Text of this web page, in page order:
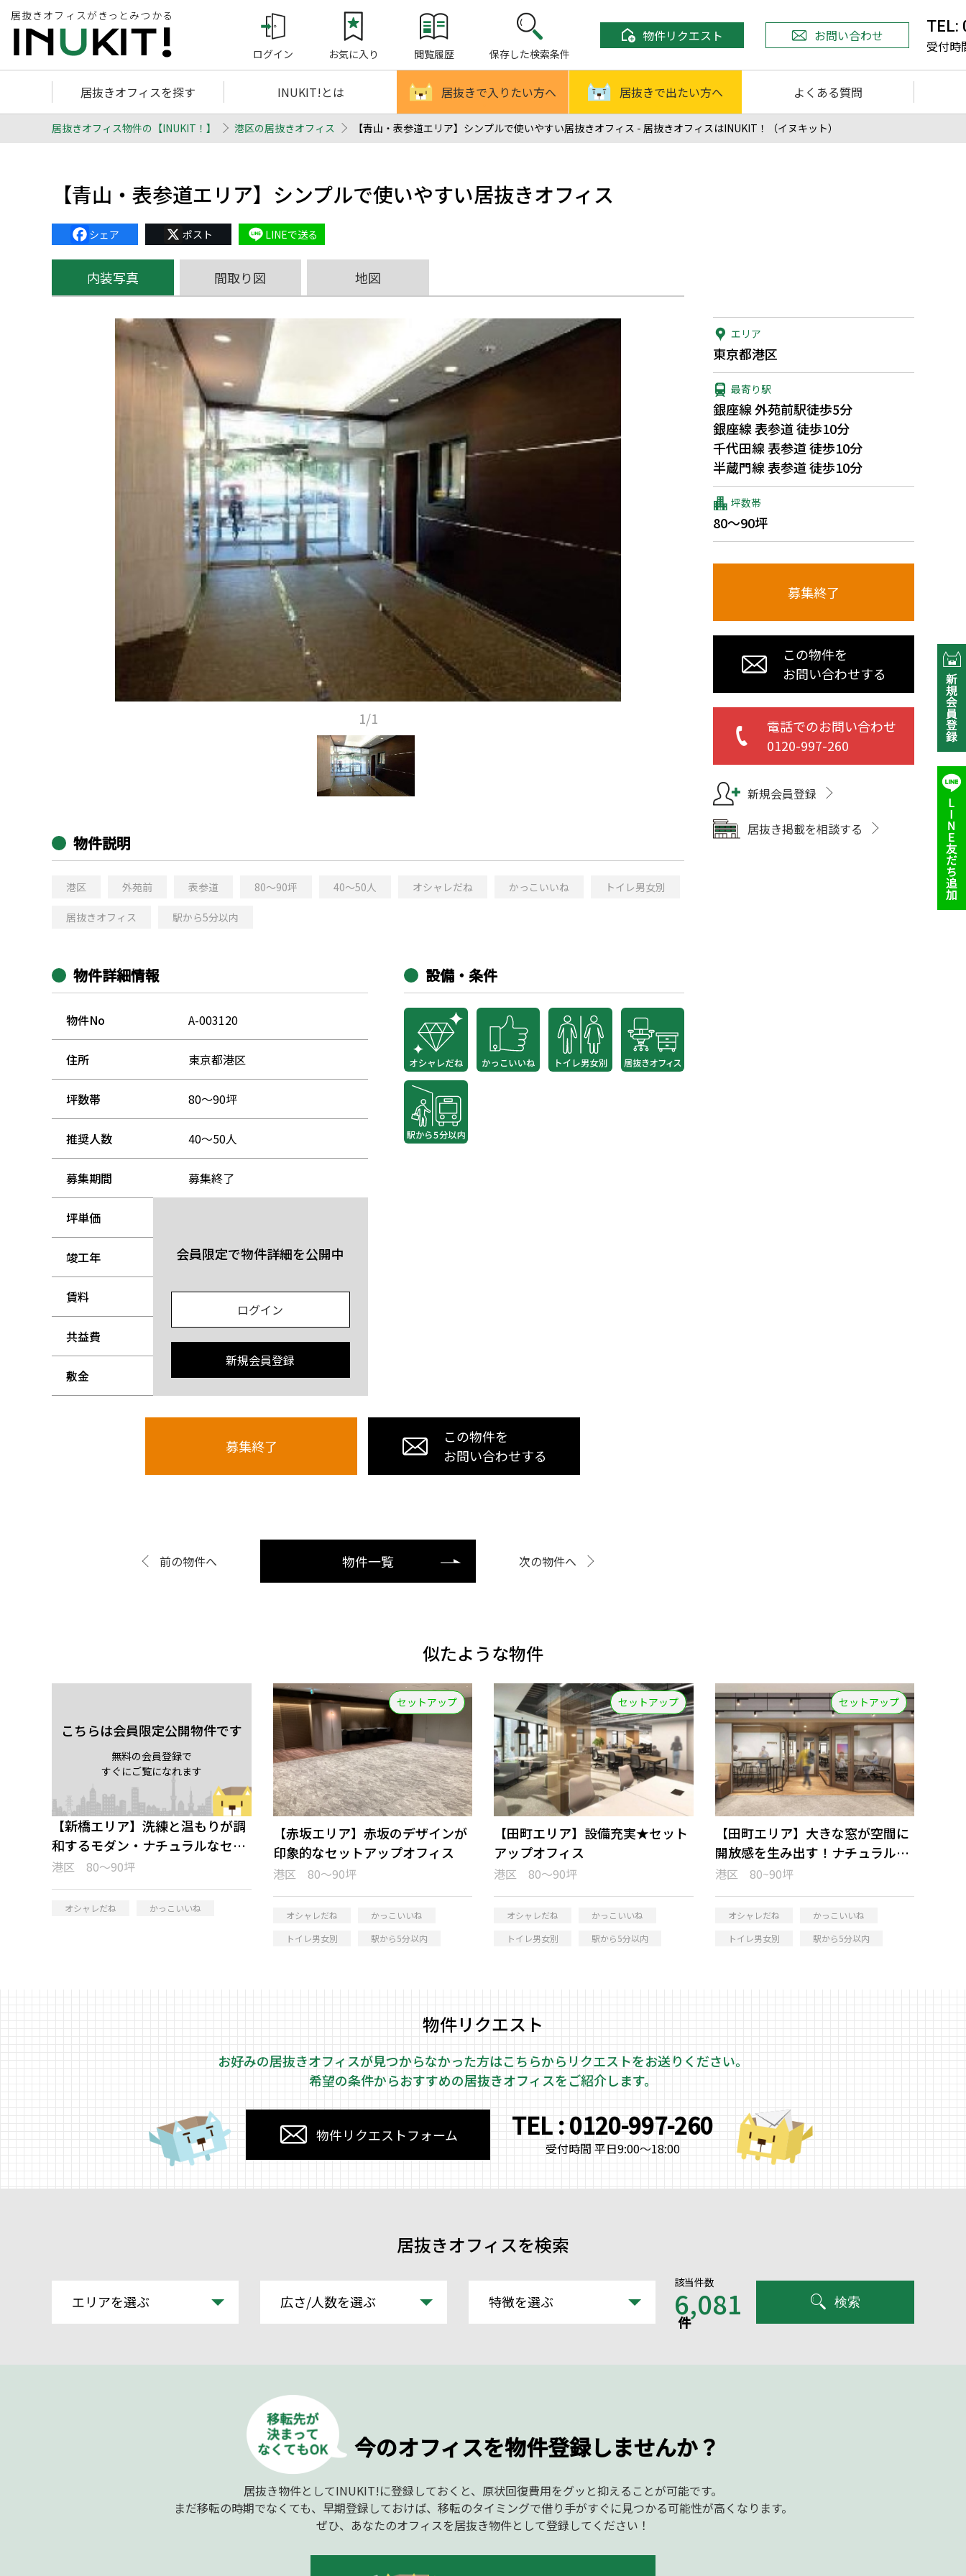
居抜きオフィスがきっとみつかる
ログイン お気に入り 閲覧履歴 保存した検索条件
物件リクエスト お問い合わせ TEL:
受付時
居抜きオフィスを探す INUKIT!とは 居抜きで入りたい方へ 居抜きで出たい方へ よくある質問
居抜きオフィス物件の【INUKIT！】 港区の居抜きオフィス 【青山・表参道エリア】シンプルで使いやすい居抜きオフィス - 居抜きオフィスはINUKIT！（イヌキット）
【青山・表参道エリア】シンプルで使いやすい居抜きオフィス
Facebook
X Line
内装写真 間取り図 地図
1/1
物件説明
港区 外苑前 表参道 80～90坪 40～50人 オシャレだね かっこいいね トイレ男女別
居抜きオフィス 駅から5分以内
物件詳細情報
物件No A-003120
住所 東京都港区
坪数帯 80～90坪
推奨人数 40～50人
募集期間 募集終了
坪単価
竣工年 -
賃料 -
共益費
敷金 -
会員限定で物件詳細を公開中
ログイン
新規会員登録
設備・条件
募集終了
この物件を
お問い合わせする
前の物件へ 物件一覧 次の物件へ
エリア
東京都港区
最寄り駅
銀座線 外苑前駅徒歩5分
銀座線 表参道 徒歩10分
千代田線 表参道 徒歩10分
半蔵門線 表参道 徒歩10分
坪数帯
80～90坪
募集終了
この物件を
お問い合わせする
電話でのお問い合わせ
0120-997-260
新規会員登録
居抜き掲載を相談する
似たような物件
こちらは会員限定公開物件です
無料の会員登録で
すぐにご覧になれます
【新橋エリア】洗練と温もりが調
和するモダン・ナチュラルなセッ
トアップオフィス
港区 80～90坪
オシャレだね かっこいいね
セットアップ
【赤坂エリア】赤坂のデザインが
印象的なセットアップオフィス
港区 80～90坪
オシャレだね
かっこいいね
トイレ男女別
駅から5分以内
セットアップ
【田町エリア】設備充実★セット
アップオフィス
港区 80～90坪
オシャレだね
かっこいいね
トイレ男女別
駅から5分以内
セットアップ
【田町エリア】大きな窓が空間に
開放感を生み出す！ナチュラルな
フルセットアップオフィス
港区 80~90坪
オシャレだね
かっこいいね
トイレ男女別
駅から5分以内
物件リクエスト
お好みの居抜きオフィスが見つからなかった方はこちらから リクエストをお送りください。
希望の条件からおすすめの居抜きオフィスをご紹介します。
物件リクエストフォーム TEL : 0120-997-260
受付時間 平日9:00～18:00
居抜きオフィスを検索
エリアを選ぶ 広さ/人数を選ぶ 特徴を選ぶ
該当件数
6,081
件
検索
今のオフィスを物件登録しませんか？
居抜き物件としてINUKIT!に登録しておくと、原状回復費用をグッと抑えることが可能です。
まだ移転の時期でなくても、早期登録しておけば、移転のタイミングで借り手がすぐに見つかる可能性が高くなります。
ぜひ、あなたのオフィスを居抜き物件として登録してください！